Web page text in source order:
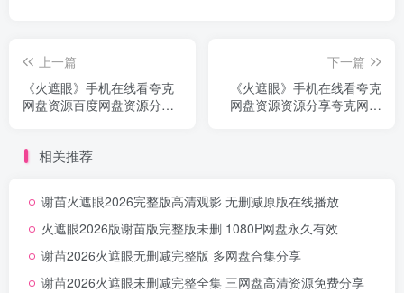
上一篇
《火遮眼》手机在线看夸克
网盘资源百度网盘资源分享
下一篇
《火遮眼》手机在线看夸克
网盘资源资源分享夸克网盘
相关推荐
谢苗火遮眼2026完整版高清观影 无删减原版在线播放
火遮眼2026版谢苗版完整版未删 1080P网盘永久有效
谢苗2026火遮眼无删减完整版 多网盘合集分享
谢苗2026火遮眼未删减完整全集 三网盘高清资源免费分享